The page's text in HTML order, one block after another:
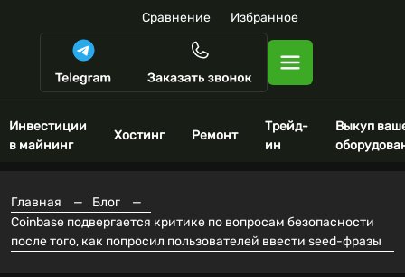
Сравнение Избранное
Инвестиции
в майнинг
Хостинг Ремонт
Трейд-
ин
Выкуп
Главная — Блог
—
Coinbase подвергается критике по вопросам безопасности
после того, как попросил пользователей ввести seed-фразы